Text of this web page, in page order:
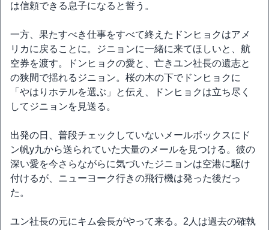
は信頼できる息子になると誓う。
一方、果たすべき仕事をすべて終えたドンヒョクはアメ
リカに戻ることに。ジニョンに一緒に来てほしいと、航
空券を渡す。ドンヒョクの愛と、亡きユン社長の遺志と
の狭間で揺れるジニョン。桜の木の下でドンヒョクに
「やはりホテルを選ぶ」と伝え、ドンヒョクは立ち尽く
してジニョンを見送る。
出発の日、普段チェックしていないメールボックスにド
ン帆y九から送られていた大量のメールを見つける。彼の
深い愛を今さらながらに気づいたジニョンは空港に駆け
付けるが、ニューヨーク行きの飛行機は発った後だっ
た。
ユン社長の元にキム会長がやって来る。2人は過去の確執